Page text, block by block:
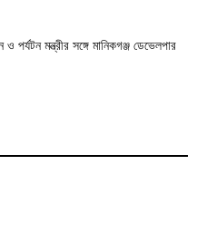
ও পর্যটন মন্ত্রীর সঙ্গে মানিকগঞ্জ ডেভেলপার